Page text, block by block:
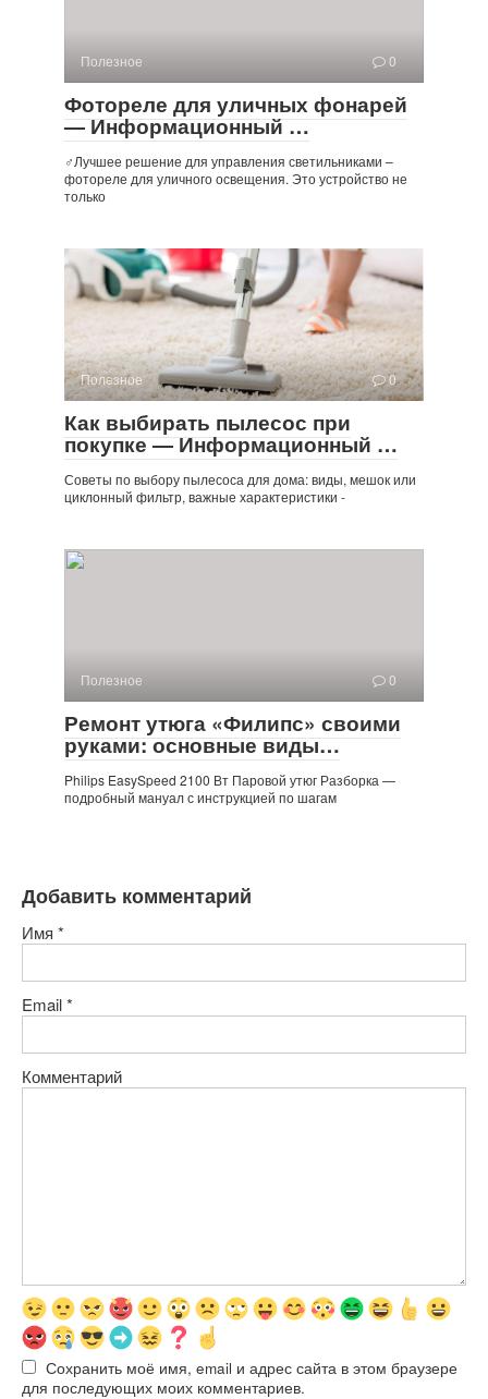
Полезное 0
Фотореле для уличных фонарей
— Информационный …
‍♂️Лучшее решение для управления светильниками –
фотореле для уличного освещения. Это устройство не
только
Полезное 0
Как выбирать пылесос при
покупке — Информационный …
Советы по выбору пылесоса для дома: виды, мешок или
циклонный фильтр, важные характеристики -
Полезное 0
Ремонт утюга «Филипс» своими
руками: основные виды…
Philips EasySpeed ​​2100 Вт Паровой утюг Разборка —
подробный мануал с инструкцией по шагам
Добавить комментарий
Имя *
Email*
Комментарий
Сохранить моё имя, email и адрес сайта в этом браузере
для последующих моих комментариев.